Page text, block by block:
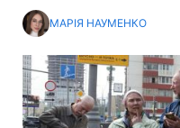
МАРІЯ НАУМЕНКО